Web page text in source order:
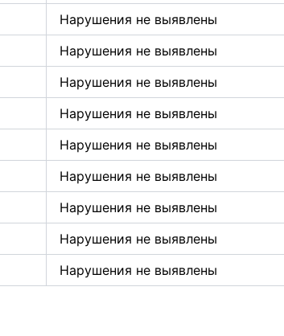
Нарушения не выявлены
Нарушения не выявлены
Нарушения не выявлены
Нарушения не выявлены
Нарушения не выявлены
Нарушения не выявлены
Нарушения не выявлены
Нарушения не выявлены
Нарушения не выявлены